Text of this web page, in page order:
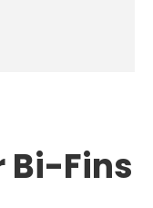
Bi-Fins